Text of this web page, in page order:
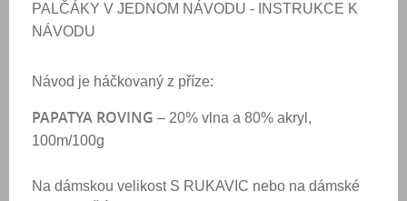
PALČÁKY V JEDNOM NÁVODU - INSTRUKCE K
NÁVODU
Návod je háčkovaný z příze:
PAPATYA ROVING – 20% vlna a 80% akryl,
100m/100g
Na dámskou velikost S RUKAVIC nebo na dámské